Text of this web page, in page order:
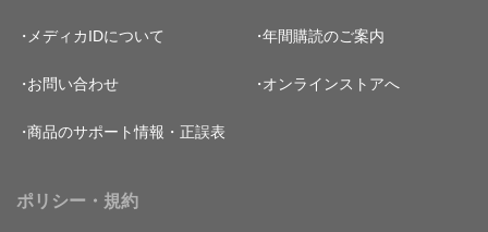
メディカIDについて 年間購読のご案内
お問い合わせ オンラインストアへ
商品のサポート情報・正誤表
ポリシー・規約